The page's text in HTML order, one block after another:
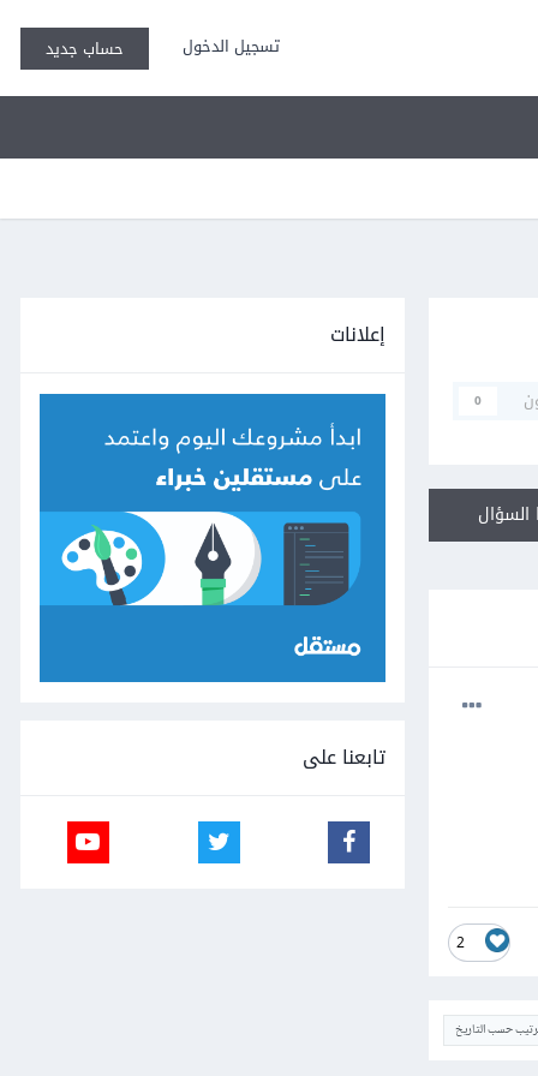
تسجيل الدخول حساب جديد
0
2
حسب التاريخ
إعلانات
تابعنا على